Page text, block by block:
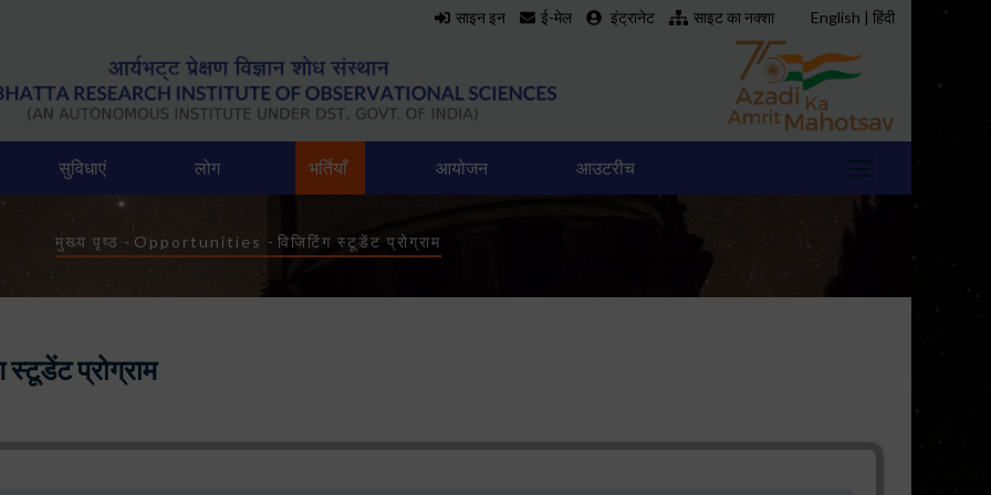
साइन इन ई-मेल इंट्रानेट साइट का नक्शा English | हिंदी
सुविधाएं लोग भर्तियाँ आयोजन आउटरीच
Breadcrumb
मुख्य पृष्ठ - Opportunities - विजिटिंग स्टूडेंट प्रोग्राम
स्टूडेंट प्रोग्राम